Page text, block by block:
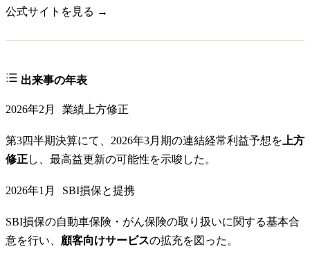
公式サイトを見る →
出来事の年表
2026年2月 業績上方修正
第3四半期決算にて、2026年3月期の連結経常利益予想を 上方
修正し、最高益更新の可能性を示唆した。
2026年1月 SBI損保と提携
SBI損保の自動車保険・がん保険の取り扱いに関する基本合
意を行い、 顧客向けサービスの拡充を図った。